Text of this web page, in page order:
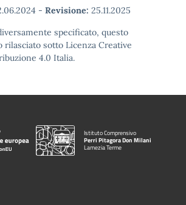
- Revisione: 25.11.2025
specificato, questo
rilasciato sotto Licenza Creative
4.0 Italia.
Istituto Comprensivo
Perri Pitagora Don Milani
Lamezia Terme